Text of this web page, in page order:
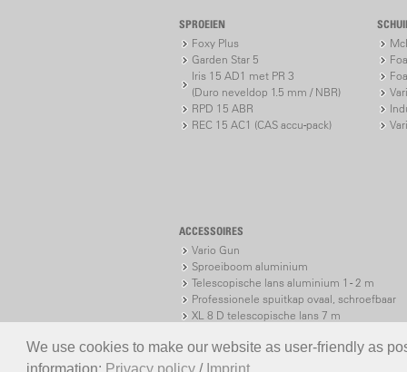
We use cookies to make our website as user-friendly as
information: Privacy policy/ Imprint
SPROEIEN
Foxy Plus
Garden Star 5
Iris 15 AD1 met PR 3
(Duro neveldop 1.5 mm / NBR)
RPD 15 ABR
REC 15 AC1 (CAS accu-pack)
ACCESSOIRES
Vario Gun
Sproeiboom aluminium
Telescopische lans aluminium 1 - 2 m
Professionele spuitkap ovaal, schroefbaar
XL 8 D telescopische lans 7 m